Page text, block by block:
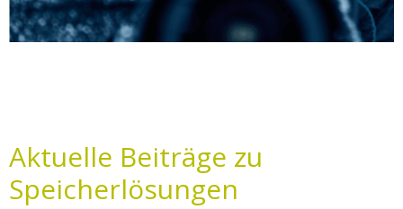
Aktuelle Beiträge zu
Speicherlösungen